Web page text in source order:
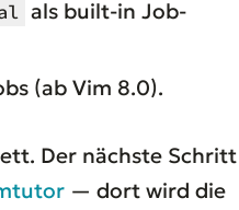
als built-in Job-
(ab Vim 8.0).
Der nächste Schritt
— dort wird die